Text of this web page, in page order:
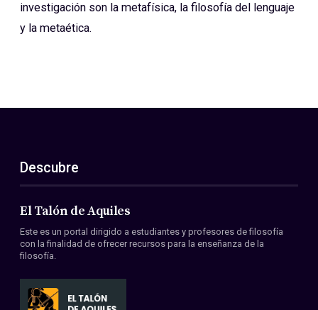
investigación son la metafísica, la filosofía del lenguaje
y la metaética.
Descubre
El Talón de Aquiles
Este es un portal dirigido a estudiantes y profesores de filosofía
con la finalidad de ofrecer recursos para la enseñanza de la
filosofía.